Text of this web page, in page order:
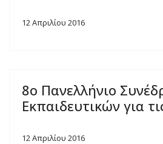
12 Απριλίου 2016
8ο Πανελλήνιο
Εκπαιδευτικών για
12 Απριλίου 2016